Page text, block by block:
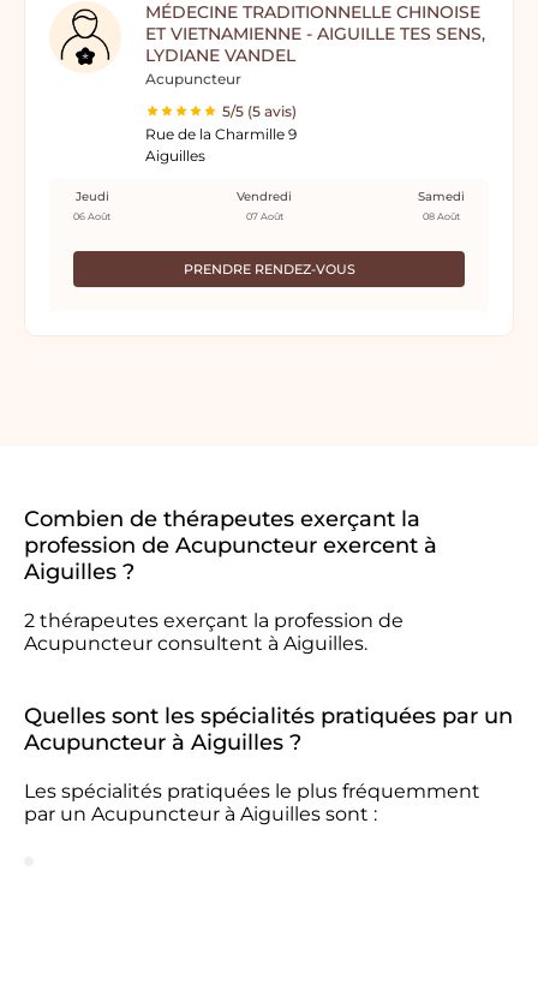
MÉDECINE TRADITIONNELLE CHINOISE
ET VIETNAMIENNE - AIGUILLE TES SENS,
LYDIANE VANDEL
Acupuncteur
5/5 (5 avis)
Rue de la Charmille 9
Aiguilles
PRENDRE RENDEZ-VOUS
Jeudi
06 Août
Vendredi
07 Août
Samedi
08 Août
Combien de thérapeutes exerçant la
profession de Acupuncteur exercent à
Aiguilles ?
2 thérapeutes exerçant la profession de
Acupuncteur consultent à Aiguilles.
Quelles sont les spécialités pratiquées par un
Acupuncteur à Aiguilles ?
Les spécialités pratiquées le plus fréquemment
par un Acupuncteur à Aiguilles sont :